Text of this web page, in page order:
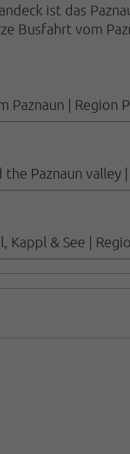
ist das
Busfahrt vom
Paznaun | Region
Paznaun valley |
Kappl & See |